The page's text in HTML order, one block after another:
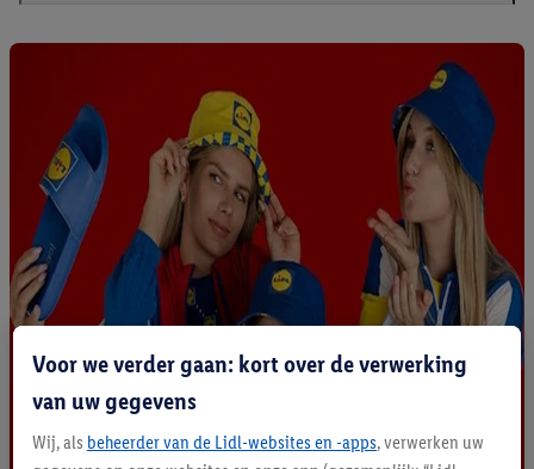
Voor we verder gaan: kort over de verwerking
van uw gegevens
Wij, als beheerder van de Lidl-websites en -apps, verwerken uw